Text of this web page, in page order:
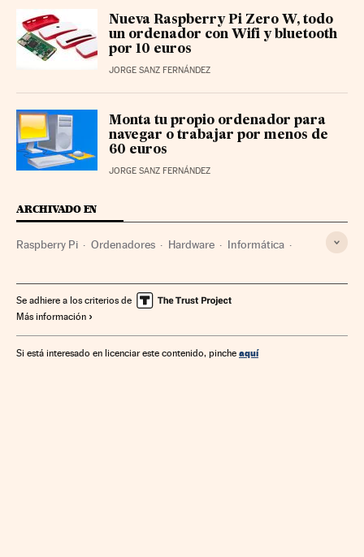
Nueva Raspberry Pi Zero W, todo
un ordenador con Wifi y bluetooth
por 10 euros
JORGE SANZ FERNÁNDEZ
Monta tu propio ordenador para
navegar o trabajar por menos de
60 euros
JORGE SANZ FERNÁNDEZ
ARCHIVADO EN
Raspberry Pi Ordenadores Hardware Informática
Se adhiere a los criterios de
Más información
Si está interesado en licenciar este contenido, pinche aquí